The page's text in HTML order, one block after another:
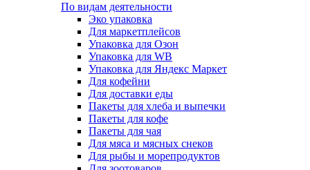
По видам деятельности
Эко упаковка
Для маркетплейсов
Упаковка для Озон
Упаковка для WB
Упаковка для Яндекс Маркет
Для кофейни
Для доставки еды
Пакеты для хлеба и выпечки
Пакеты для кофе
Пакеты для чая
Для мяса и мясных снеков
Для рыбы и морепродуктов